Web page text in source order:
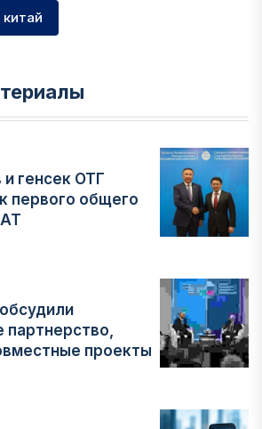
китай
генсек ОТГ
первого общего
партнерство,
проекты